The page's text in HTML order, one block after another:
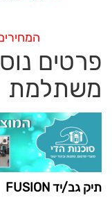
פרטים
משתלמת
תיק גב/יד FUSION